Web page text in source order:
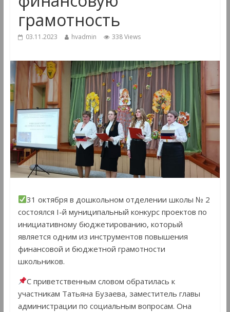
грамотность
03.11.2023 hvadmin 338 Views
31 октября в дошкольном отделении школы № 2
состоялся I-й муниципальный конкурс проектов по
инициативному бюджетированию, который
является одним из инструментов повышения
финансовой и бюджетной грамотности
школьников.
С приветственным словом обратилась к
участникам Татьяна Бузаева, заместитель главы
администрации по социальным вопросам. Она